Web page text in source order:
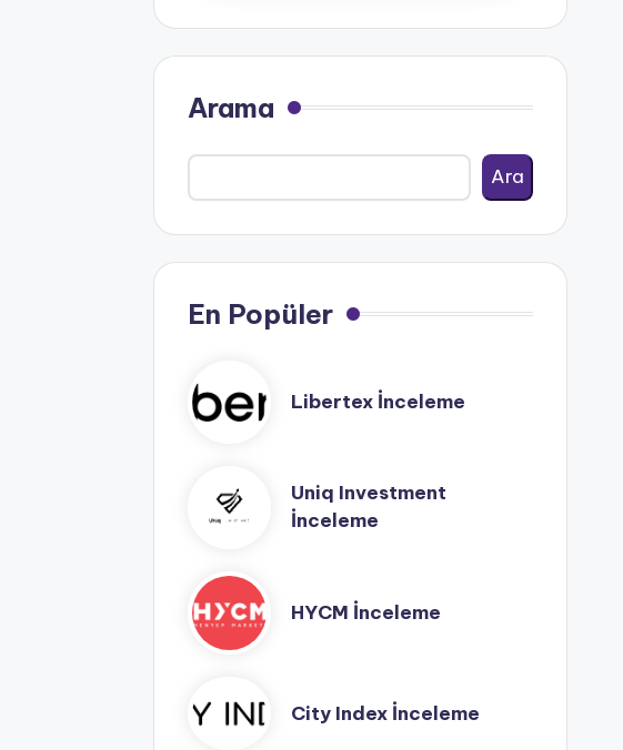
Arama
Ara
En Popüler
Libertex İnceleme
Uniq Investment
İnceleme
HYCM İnceleme
City Index İnceleme